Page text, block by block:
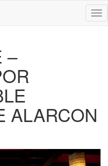
–
ALARCON